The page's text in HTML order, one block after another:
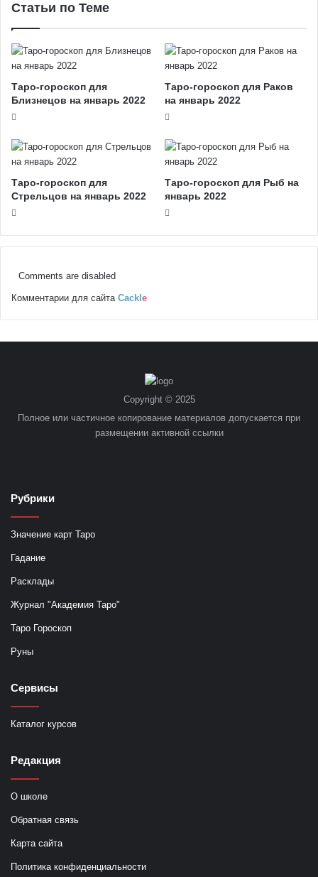
Статьи по Теме
Таро-гороскоп для
Близнецов на январь 2022
Таро-гороскоп для Раков
на январь 2022
Таро-гороскоп для
Стрельцов на январь 2022
Таро-гороскоп для Рыб на
январь 2022
Comments are disabled
Комментарии для сайта Cackl e
Copyright © 2025
Полное или частичное копирование материалов допускается при
размещении активной ссылки
Рубрики
Значение карт Таро
Гадание
Расклады
Журнал "Академия Таро"
Таро Гороскоп
Руны
Сервисы
Каталог курсов
Редакция
О школе
Обратная связь
Карта сайта
Политика конфиденциальности